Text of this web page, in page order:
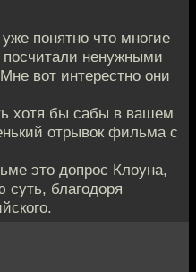
понятно что многие
ненужными
вот интерестно они
хотя бы сабы в вашем
отрывок фильма с
это допрос Клоуна,
суть, благодоря